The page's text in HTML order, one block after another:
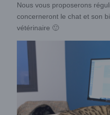
Nous vous proposerons
concerneront le chat et son
vétérinaire 🙂